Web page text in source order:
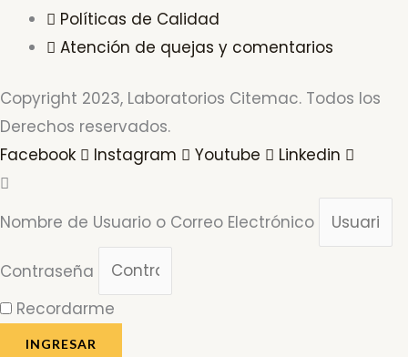
Políticas de Calidad
Atención de quejas y comentarios
Copyright 2023, Laboratorios Citemac. Todos los
Derechos reservados.
Facebook
Instagram Youtube Linkedin
Nombre de Usuario o Correo Electrónico
Contraseña
Recordarme
INGRESAR